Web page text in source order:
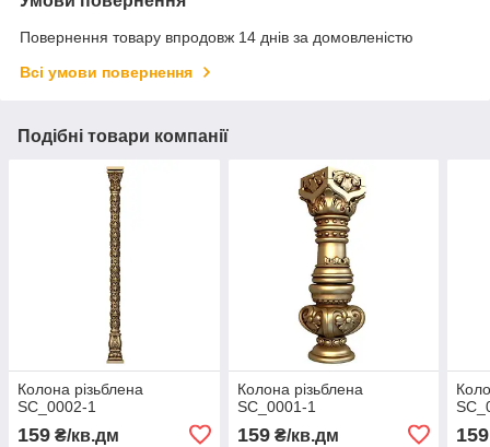
Повернення товару впродовж 14 днів за домовленістю
Всі умови повернення
Подібні товари компанії
Колона різьблена
SC_0002-1
159 ₴/кв.дм
Колона різьблена
SC_0001-1
159₴/кв.дм 159